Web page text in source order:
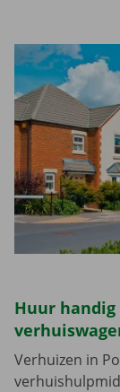
Huur
Verhuizen in